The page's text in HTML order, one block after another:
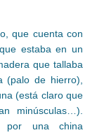
que cuenta con
estaba en un
que tallaba
(palo de hierro),
(está claro que
minúsculas…).
por una china